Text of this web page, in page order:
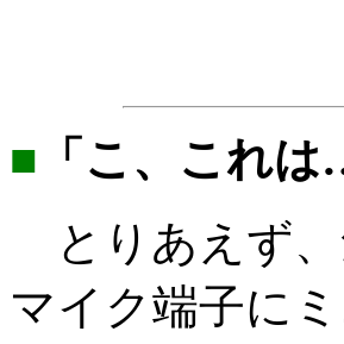
■ 「こ、これ
とりあえず、
マイク端子に